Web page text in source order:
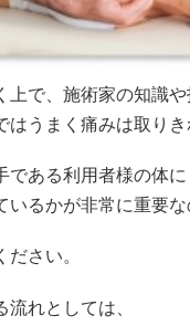
上で、施術家の知識や
はうまく痛みは取りき
である利用者様の体に
いるかが非常に重要な
さい。
流れとしては、